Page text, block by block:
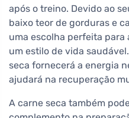
após o treino. Devido ao
baixo teor de gorduras e
uma escolha perfeita
um estilo de vida
seca fornecerá a energia
ajudará na recuperação
A carne seca também